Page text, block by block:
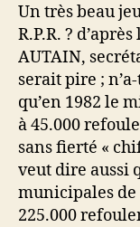
Un très beau
R.P.R. ?
AUTAIN,
serait pire ;
qu’en 1982 le
à 45.000
sans fierté «
veut dire aussi
municipales de
225.000